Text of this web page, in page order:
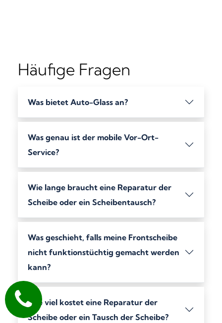
Häufige Fragen
Was bietet Auto-Glass an?
Was genau ist der mobile Vor-Ort-
Service?
Wie lange braucht eine Reparatur der
Scheibe oder ein Scheibentausch?
Was geschieht, falls meine Frontscheibe
nicht funktionstüchtig gemacht werden
kann?
Wie viel kostet eine Reparatur der
Scheibe oder ein Tausch der Scheibe?